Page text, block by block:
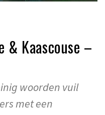
& Kaascouse –
woorden vuil
met een